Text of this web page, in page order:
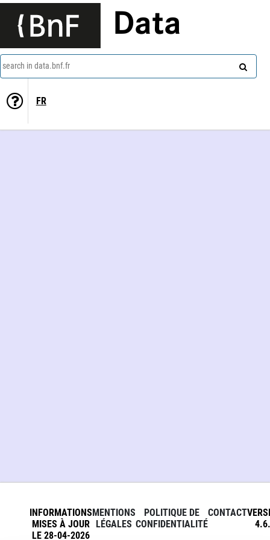
Data
search in data.bnf.fr
FR
INFORMATIONS
MISES À JOUR
LE 28-04-2026
MENTIONS
LÉGALES
POLITIQUE DE
CONFIDENTIALITÉ
CONTACT